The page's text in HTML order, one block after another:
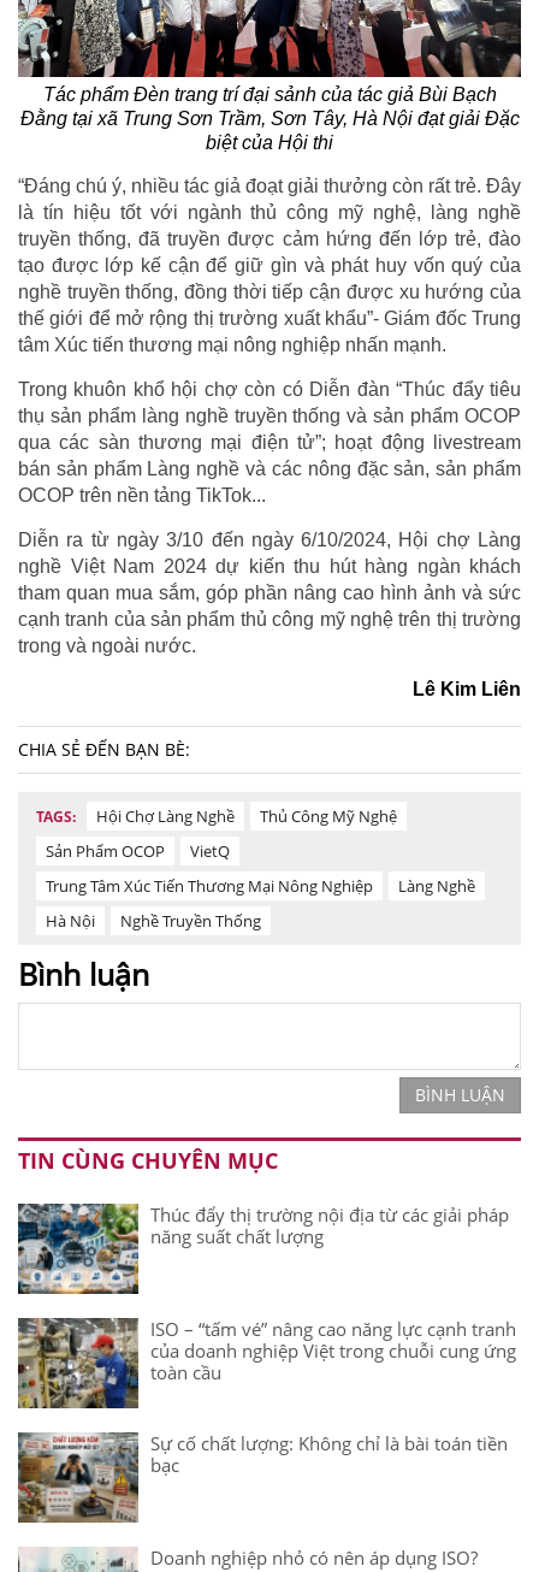
Tác phẩm Đèn trang trí đại sảnhcủa tác giả Bùi Bạch
Đằng tại xã Trung Sơn Trầm, Sơn Tây, Hà Nội đạt giải Đặc
biệt của Hội thi
“Đáng chú ý, nhiều tác giả đoạt giải thưởng còn rất trẻ. Đây
là tín hiệu tốt với ngành thủ công mỹ nghệ, làng nghề
truyền thống, đã truyền được cảm hứng đến lớp trẻ, đào
tạo được lớp kế cận để giữ gìn và phát huy vốn quý của
nghề truyền thống, đồng thời tiếp cận được xu hướng của
thế giới để mở rộng thị trường xuất khẩu”- Giám đốc Trung
tâm Xúc tiến thương mại nông nghiệp nhấn mạnh.
Trong khuôn khổ hội chợ còn có Diễn đàn “Thúc đẩy tiêu
thụ sản phẩm làng nghề truyền thống và sản phẩm OCOP
qua các sàn thương mại điện tử”; hoạt động livestream
bán sản phẩm Làng nghề và các nông đặc sản, sản phẩm
OCOP trên nền tảng TikTok...
Diễn ra từ ngày 3/10 đến ngày 6/10/2024, Hội chợ Làng
nghề Việt Nam 2024 dự kiến thu hút hàng ngàn khách
tham quan mua sắm, góp phần nâng cao hình ảnh và sức
cạnh tranh của sản phẩm thủ công mỹ nghệ trên thị trường
trong và ngoài nước.
Lê Kim Liên
CHIA SẺ ĐẾN BẠN BÈ:
TAGS: Hội Chợ Làng Nghề
Thủ Công Mỹ Nghệ
Sản Phẩm OCOP
VietQ
Trung Tâm Xúc Tiến Thương Mại Nông Nghiệp
Làng Nghề
Hà Nội
Nghề Truyền Thống
Bình luận
BÌNH LUẬN
TIN CÙNG CHUYÊN MỤC
Thúc đẩy thị trường nội địa từ các giải pháp
năng suất chất lượng
ISO – “tấm vé” nâng cao năng lực cạnh tranh
của doanh nghiệp Việt trong chuỗi cung ứng
toàn cầu
Sự cố chất lượng: Không chỉ là bài toán tiền
bạc
Doanh nghiệp nhỏ có nên áp dụng ISO?